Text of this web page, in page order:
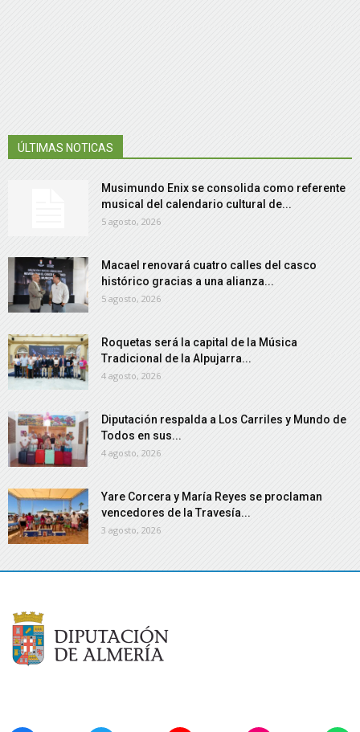
ÚLTIMAS NOTICAS
Musimundo Enix se consolida como referente
musical del calendario cultural de...
5 agosto, 2026
Macael renovará cuatro calles del casco
histórico gracias a una alianza...
5 agosto, 2026
Roquetas será la capital de la Música
Tradicional de la Alpujarra...
4 agosto, 2026
Diputación respalda a Los Carriles y Mundo de
Todos en sus...
4 agosto, 2026
Yare Corcera y María Reyes se proclaman
vencedores de la Travesía...
3 agosto, 2026